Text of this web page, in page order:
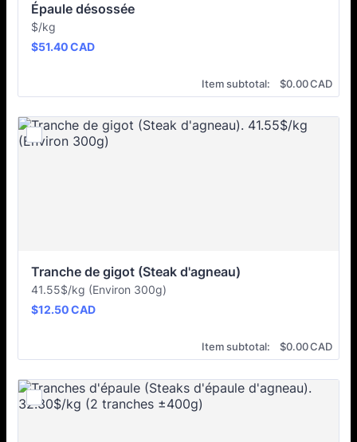
Épaule désossée
$/kg
$51.40 CAD
$51.40CAD
Item subtotal: $0.00 CAD
$0.00CAD
Tranche de gigot (Steak d'agneau)
41.55$/kg (Environ 300g)
$12.50 CAD
$12.50CAD
Item subtotal: $0.00 CAD
$0.00CAD